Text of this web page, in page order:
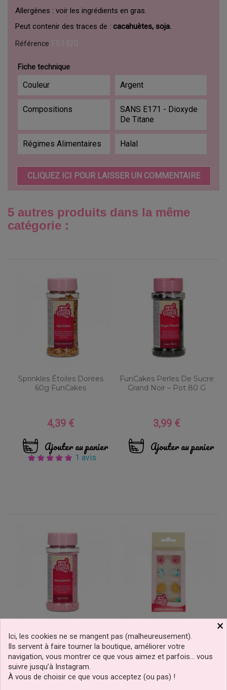
Allergènes : voir les ingrédients en gras.
Peut contenir des traces de : cacahuètes, soja.
Référence
Fiche technique
Couleur Argent
Compositions
SANS E171 - Dioxyde
De Titane
Régimes Alimentaires Halal
CLIQUEZ ICI POUR LAISSER UN COMMENTAIRE
5 autres produits dans la même
catégorie :
Sprinkles Étoiles Dorées
60g FunCakes
Prix
4,39 €
Ajouter au panier
1 avis
FunCakes Perles De Sucre
Grand Noir – Pot 80 G
Prix
3,99 €
Ajouter au panier
Nonpareils Rose Clair 80g
FunCakes
Prix
2,99 €
Décors En Sucre Animaux
Marins Set/8 FunCakes
Prix
3,69 €
×
Ici, les cookies ne se mangent pas (malheureusement).
Ils servent à faire tourner la boutique, améliorer votre
navigation, vous montrer ce que vous aimez et parfois… vous
suivre jusqu’à Instagram.
À vous de choisir ce que vous acceptez (ou pas) !